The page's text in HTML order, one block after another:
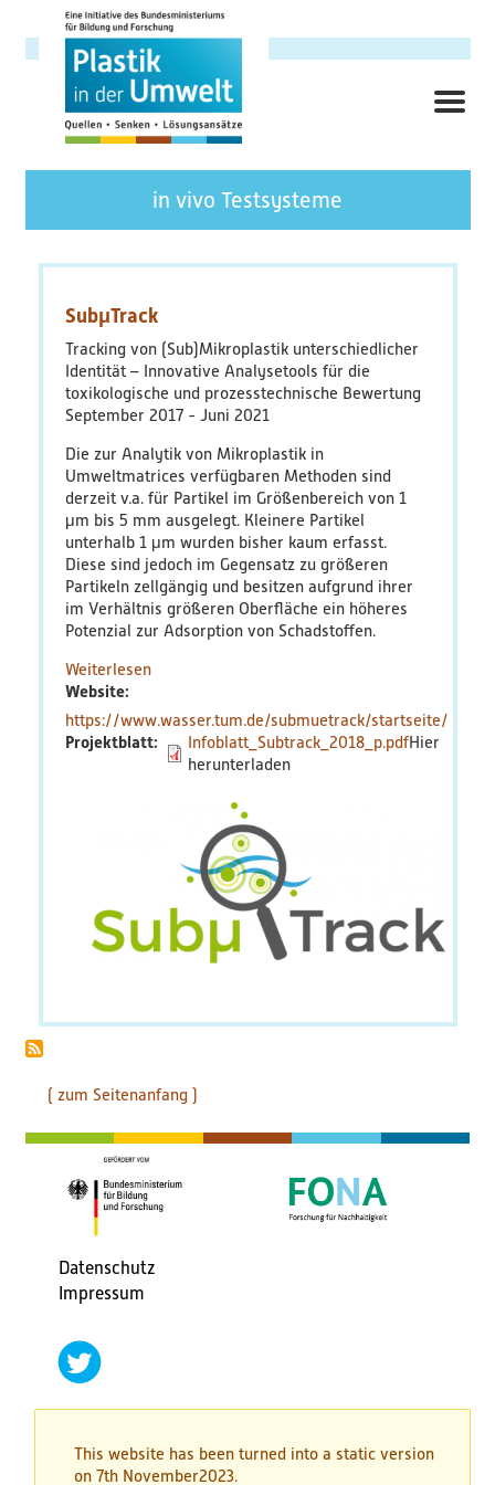
zum
Inhalt
Hauptnavigation
Forschungsschwerpunkt
Ziele
Themenbereiche
Querschnittsthemen
AnsprechpartnerInnen
PlastikNet
Verbundprojekte
Übersicht
Übersichtskarte
Veranstaltungen
Veröffentlichungen
Weitere Produkte
Leitfäden & Handbücher
Technologien & Verfahren
Video & Audio
Webinare
Blog
in vivo Testsysteme
SubμTrack
Tracking von (Sub)Mikroplastik unterschiedlicher
Identität – Innovative Analysetools für die
toxikologische und prozesstechnische Bewertung
September 2017
Juni 2021
Die zur Analytik von Mikroplastik in
Umweltmatrices verfügbaren Methoden sind
derzeit v.a. für Partikel im Größenbereich von 1
μm bis 5 mm ausgelegt. Kleinere Partikel
unterhalb 1 μm wurden bisher kaum erfasst.
Diese sind jedoch im Gegensatz zu größeren
Partikeln zellgängig und besitzen aufgrund ihrer
im Verhältnis größeren Oberfläche ein höheres
Potenzial zur Adsorption von Schadstoffen.
Weiterlesenüber
Website
https://www.wasser.tum.de/submuetrack/startseite/
Projektblatt
Infoblatt_Subtrack_2018_p.pdf
( zum Seitenanfang )
Fußbereichsmenü
Datenschutz
Impressum
social
networks
This website has been turned into a static version
on 7th November2023.